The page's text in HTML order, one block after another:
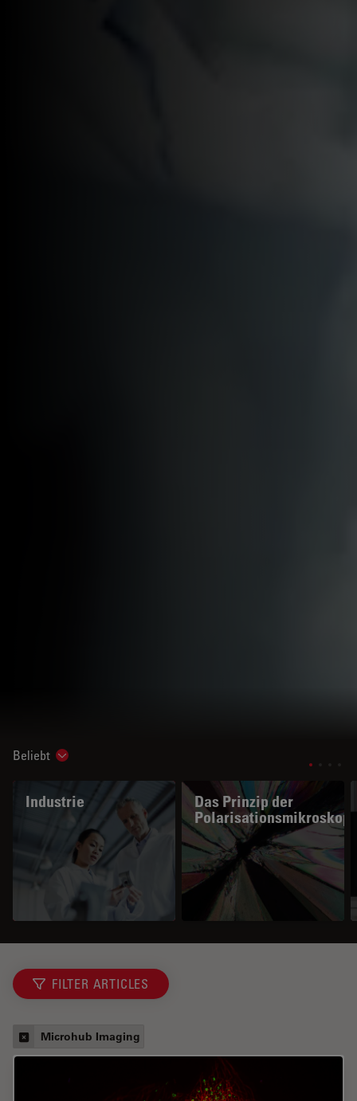
Beliebt Show subnavigation
Industrie
Das Prinzip der
FILTER ARTICLES
Microhub Imaging